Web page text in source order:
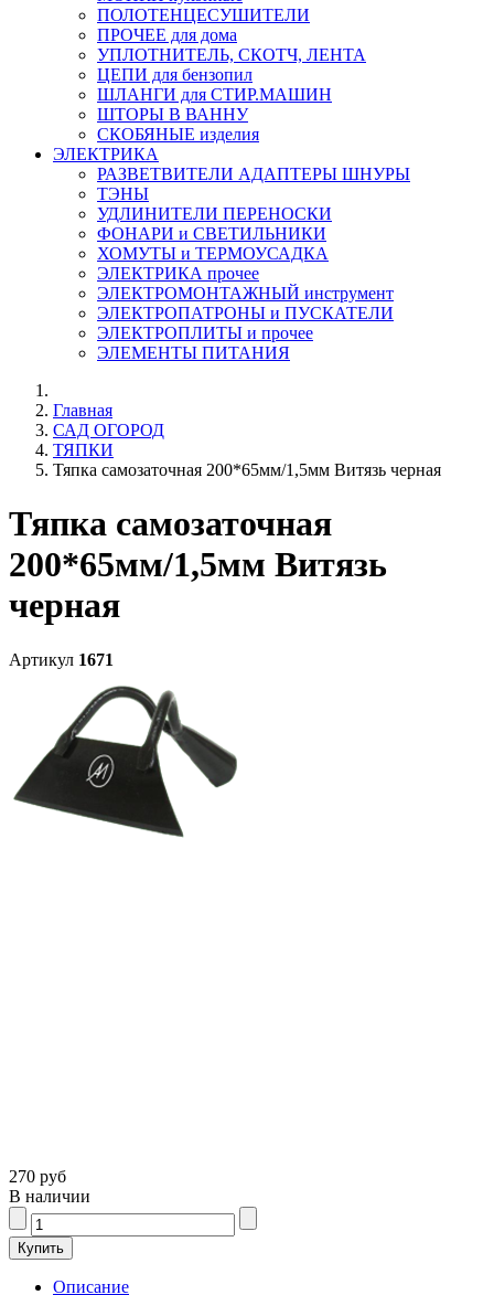
ПОЛОТЕНЦЕСУШИТЕЛИ
ПРОЧЕЕ для дома
УПЛОТНИТЕЛЬ, СКОТЧ, ЛЕНТА
ЦЕПИ для бензопил
ШЛАНГИ для СТИР.МАШИН
ШТОРЫ В ВАННУ
СКОБЯНЫЕ изделия
ЭЛЕКТРИКА
РАЗВЕТВИТЕЛИ АДАПТЕРЫ ШНУРЫ
ТЭНЫ
УДЛИНИТЕЛИ ПЕРЕНОСКИ
ФОНАРИ и СВЕТИЛЬНИКИ
ХОМУТЫ и ТЕРМОУСАДКА
ЭЛЕКТРИКА прочее
ЭЛЕКТРОМОНТАЖНЫЙ инструмент
ЭЛЕКТРОПАТРОНЫ и ПУСКАТЕЛИ
ЭЛЕКТРОПЛИТЫ и прочее
ЭЛЕМЕНТЫ ПИТАНИЯ
Главная
САД ОГОРОД
ТЯПКИ
Тяпка самозаточная 200*65мм/1,5мм Витязь черная
Тяпка самозаточная
200*65мм/1,5мм Витязь
черная
Артикул 1671
270 руб
В наличии
Описание